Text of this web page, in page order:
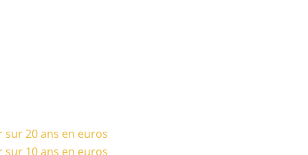
sur 20 ans en euros
sur 10 ans en euros